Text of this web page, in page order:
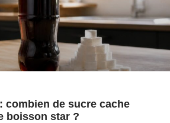
combien de sucre cache
boisson star ?